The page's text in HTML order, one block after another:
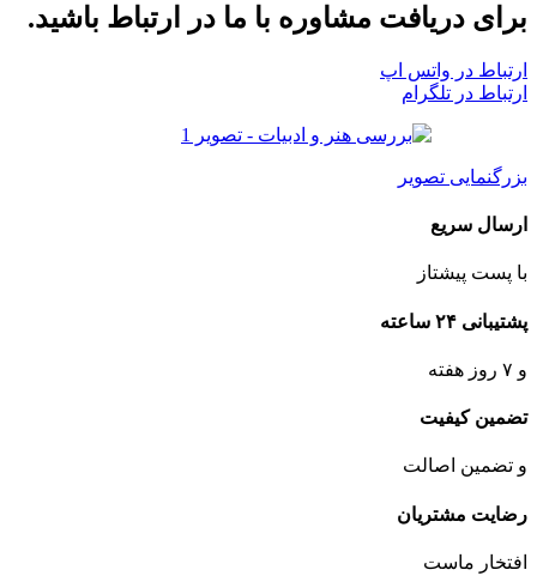
برای دریافت مشاوره با ما در ارتباط باشید.
ارتباط در واتس اپ
ارتباط در تلگرام
بزرگنمایی تصویر
ارسال سریع
با پست پیشتاز
پشتیبانی ۲۴ ساعته
و ۷ روز هفته
تضمین کیفیت
و تضمین اصالت
رضایت مشتریان
افتخار ماست